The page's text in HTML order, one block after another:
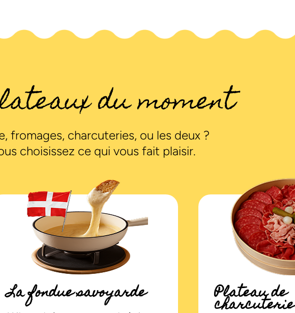
du moment
fromages, charcuteries, ou les deux ?
choisissez ce qui vous fait plaisir.
La fondue savoyarde Plateau de
charcuterie